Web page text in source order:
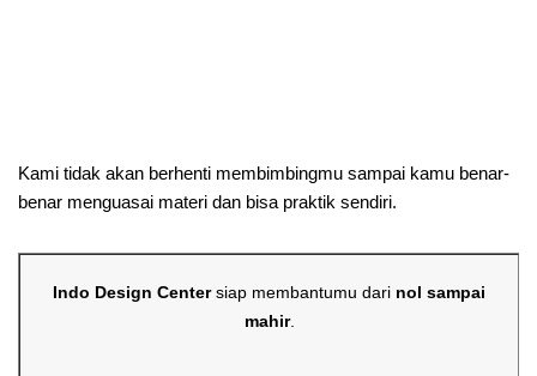
Kami tidak akan berhenti membimbingmu sampai kamu benar-
benar menguasai materi dan bisa praktik sendiri.
Indo Design Centersiap membantumu dari nol sampai
mahir.